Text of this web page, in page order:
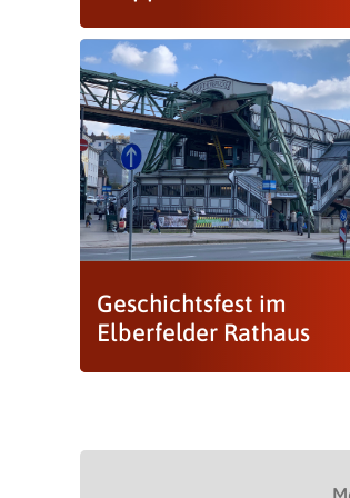
Geschichtsfest im
Elberfelder Rathaus